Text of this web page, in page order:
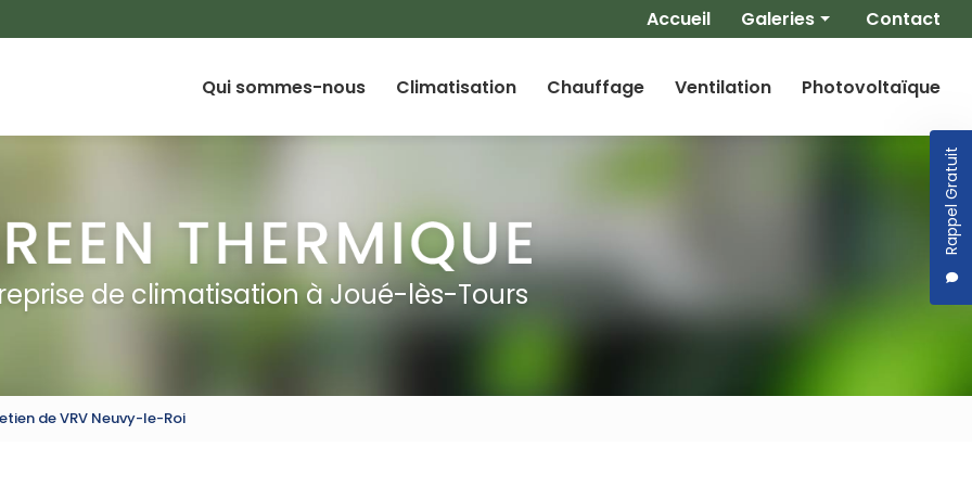
Navigation secondaire
Accueil Galeries
Chauffage
Ventilation
Contact
Rappel Gratuit
Qui sommes-nous
Climatisation Chauffage Ventilation Photovoltaïque
de climatisation à Joué-lès-Tours
de VRV Neuvy-le-Roi